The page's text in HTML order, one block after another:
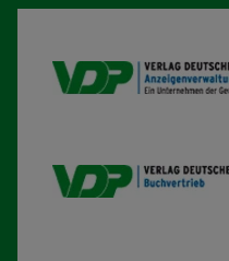
VDP AV
VDP B